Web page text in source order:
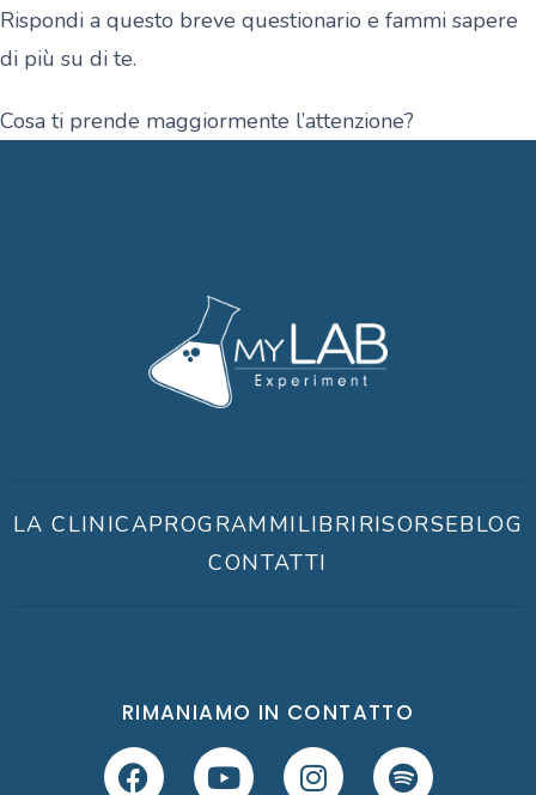
Rispondi a questo breve questionario e fammi sapere
di più su di te.
Cosa ti prende maggiormente l’attenzione?
LA CLINICAPROGRAMMILIBRIRISORSEBLOG
CONTATTI
RIMANIAMO IN CONTATTO